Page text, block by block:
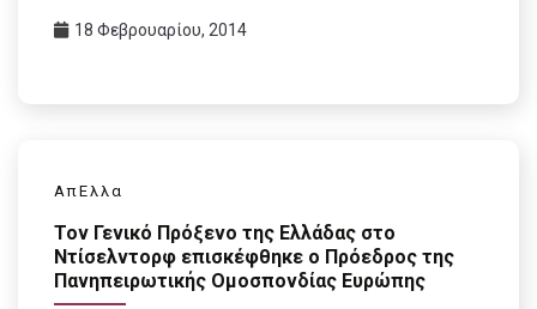
18 Φεβρουαρίου, 2014
ΑπΕλλα
Τον Γενικό Πρόξενο της Ελλάδας στο
Ντίσελντορφ επισκέφθηκε ο Πρόεδρος της
Πανηπειρωτικής Ομοσπονδίας Ευρώπης